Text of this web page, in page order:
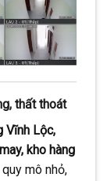
thất thoát
Vĩnh Lộc,
kho hàng
mô nhỏ,